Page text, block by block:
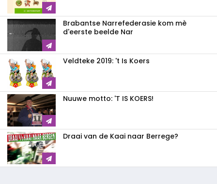
Brabantse Narrefederasie kom mè
d'eerste beelde Nar
Veldteke 2019: 't Is Koers
Nuuwe motto: 'T IS KOERS!
Draai van de Kaai naar Berrege?